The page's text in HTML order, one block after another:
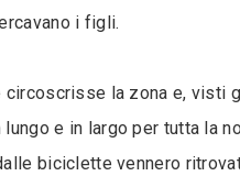
i figli.
la zona e, visti
e in largo per tutta la
biciclette vennero